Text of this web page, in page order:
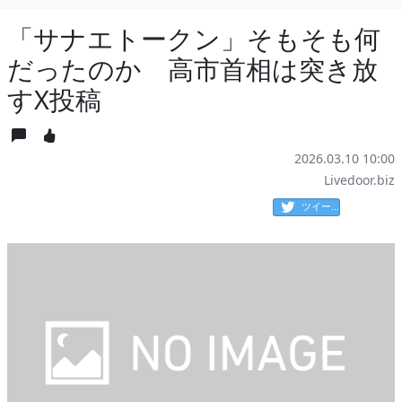
「サナエトークン」そもそも何
だったのか 高市首相は突き放
すX投稿
2026.03.10 10:00
Livedoor.biz
ツイート